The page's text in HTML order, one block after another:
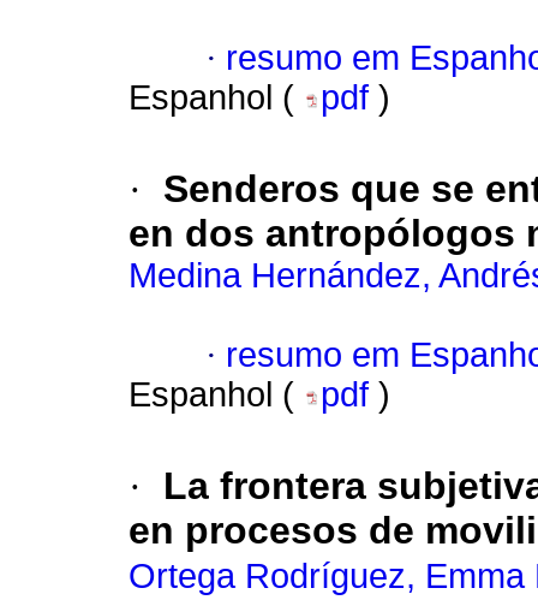
· resumo em
Espanhol (
pdf )
·
Senderos que se
en dos antropólogos
Medina Hernández,
· resumo em
Espanhol (
pdf )
·
La frontera
en procesos de
Ortega Rodríguez, Emma